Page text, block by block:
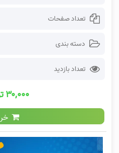
تعداد صفحات
دسته بندی
تعداد بازدید
۳۰,۰۰۰ تومان